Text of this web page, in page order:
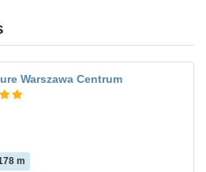
Warszawa Centrum
m